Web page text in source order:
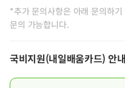
A
강의 횟수 제한 없이
신청이 가능합니다.
주시기 바랍니다.
*추가 문의사항은 아래 문의하
문의 가능합니다.
국비지원(내일배움카드) 안내